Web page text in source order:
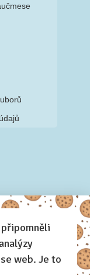
web. Je to